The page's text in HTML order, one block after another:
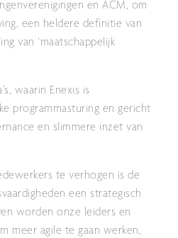
en ACM, om
een heldere definitie van
van ‘maatschappelijk
waarin Enexis is
programmasturing en gericht
en slimmere inzet van
te verhogen is de
een strategisch
worden onze leiders en
meer agile te gaan werken,